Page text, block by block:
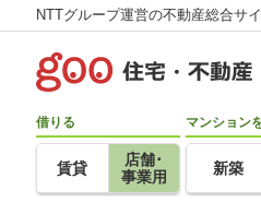
NTTグループ運営の不動産総合サ
借りる
賃貸
店舗･
事業用
マンション
新築